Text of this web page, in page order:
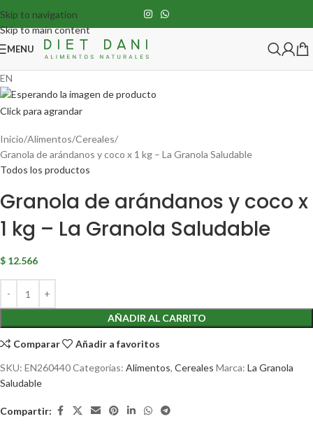
Skip to navigation
Skip to main content
MENU
EN
Click para agrandar
Inicio Alimentos Cereales
Granola de arándanos y coco x 1 kg – La Granola Saludable
Todos los productos
Granola de arándanos y coco x
1 kg – La Granola Saludable
$ 12.566
AÑADIR AL CARRITO
Comparar
Añadir a favoritos
SKU: EN260440Categorías: Alimentos, Cereales Marca: La Granola
Saludable
Compartir: